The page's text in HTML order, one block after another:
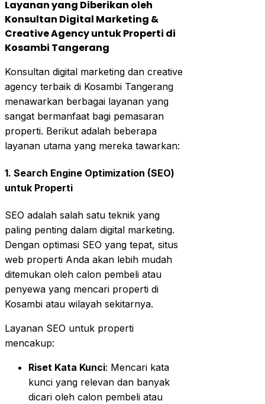
Layanan yang Diberikan oleh
Konsultan Digital Marketing &
Creative Agency untuk Properti di
Kosambi Tangerang
Konsultan digital marketing dan creative
agency terbaik di Kosambi Tangerang
menawarkan berbagai layanan yang
sangat bermanfaat bagi pemasaran
properti. Berikut adalah beberapa
layanan utama yang mereka tawarkan:
1. Search Engine Optimization (SEO)
untuk Properti
SEO adalah salah satu teknik yang
paling penting dalam digital marketing.
Dengan optimasi SEO yang tepat, situs
web properti Anda akan lebih mudah
ditemukan oleh calon pembeli atau
penyewa yang mencari properti di
Kosambi atau wilayah sekitarnya.
Layanan SEO untuk properti
mencakup:
Riset Kata Kunci: Mencari kata
kunci yang relevan dan banyak
dicari oleh calon pembeli atau